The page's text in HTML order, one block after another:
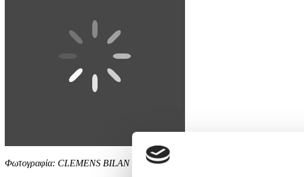
Φωτογραφία: CLEMENS BILAN